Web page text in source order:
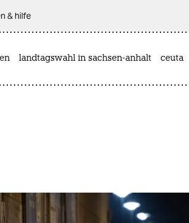
& hilfe
landtagswahl in sachsen-anhalt ceuta